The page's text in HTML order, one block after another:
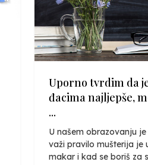
Uporno tvrdim da
đacima najljepše,
...
U našem obrazovanju
važi pravilo mušterija je
makar i kad se boriš za